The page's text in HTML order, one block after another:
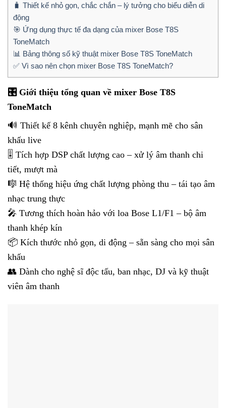
🧳 Thiết kế nhỏ gọn, chắc chắn – lý tưởng cho biểu diễn di
động
🎯 Ứng dụng thực tế đa dạng của mixer Bose T8S
ToneMatch
📊 Bảng thông số kỹ thuật mixer Bose T8S ToneMatch
✅ Vì sao nên chọn mixer Bose T8S ToneMatch?
🎛️ Giới thiệu tổng quan về mixer Bose T8S
ToneMatch
🔊 Thiết kế 8 kênh chuyên nghiệp, mạnh mẽ cho sân
khấu live
🎚️ Tích hợp DSP chất lượng cao – xử lý âm thanh chi
tiết, mượt mà
🎼 Hệ thống hiệu ứng chất lượng phòng thu – tái tạo âm
nhạc trung thực
🎤 Tương thích hoàn hảo với loa Bose L1/F1 – bộ âm
thanh khép kín
📦 Kích thước nhỏ gọn, di động – sẵn sàng cho mọi sân
khấu
👥 Dành cho nghệ sĩ độc tấu, ban nhạc, DJ và kỹ thuật
viên âm thanh